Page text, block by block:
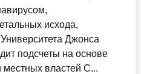
исхода,
Джонса
подсчеты на основе
властей С...